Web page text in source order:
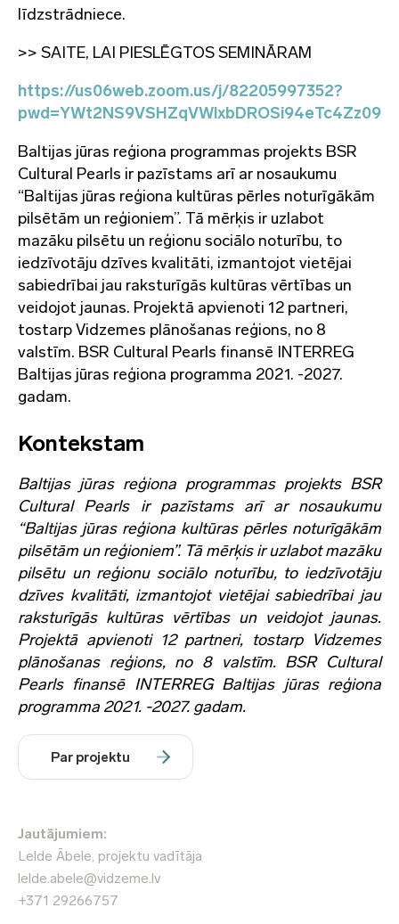
līdzstrādniece.
>> SAITE, LAI PIESLĒGTOS SEMINĀRAM
https://us06web.zoom.us/j/82205997352?
pwd=YWt2NS9VSHZqVWlxbDROSi94eTc4Zz09
Baltijas jūras reģiona programmas projekts BSR
Cultural Pearls ir pazīstams arī ar nosaukumu
“Baltijas jūras reģiona kultūras pērles noturīgākām
pilsētām un reģioniem”. Tā mērķis ir uzlabot
mazāku pilsētu un reģionu sociālo noturību, to
iedzīvotāju dzīves kvalitāti, izmantojot vietējai
sabiedrībai jau raksturīgās kultūras vērtības un
veidojot jaunas. Projektā apvienoti 12 partneri,
tostarp Vidzemes plānošanas reģions, no 8
valstīm. BSR Cultural Pearls finansē INTERREG
Baltijas jūras reģiona programma 2021. -2027.
gadam.
Kontekstam
Baltijas jūras reģiona programmas projekts BSR
Cultural Pearls ir pazīstams arī ar nosaukumu
“Baltijas jūras reģiona kultūras pērles noturīgākām
pilsētām un reģioniem”. Tā mērķis ir uzlabot mazāku
pilsētu un reģionu sociālo noturību, to iedzīvotāju
dzīves kvalitāti, izmantojot vietējai sabiedrībai jau
raksturīgās kultūras vērtības un veidojot jaunas.
Projektā apvienoti 12 partneri, tostarp Vidzemes
plānošanas reģions, no 8 valstīm. BSR Cultural
Pearls finansē INTERREG Baltijas jūras reģiona
programma 2021. -2027. gadam.
Par projektu
Jautājumiem:
Lelde Ābele, projektu vadītāja
lelde.abele@vidzeme.lv
+371 29266757